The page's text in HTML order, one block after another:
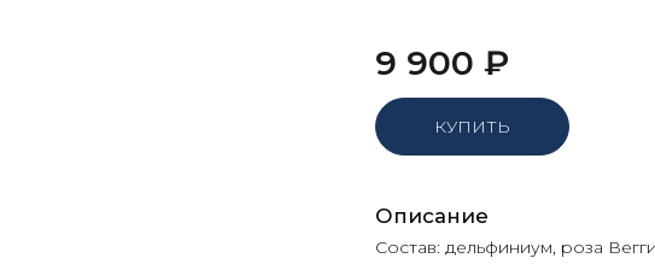
9 900 ₽
КУПИТЬ
Описание
Состав: дельфиниум, роза